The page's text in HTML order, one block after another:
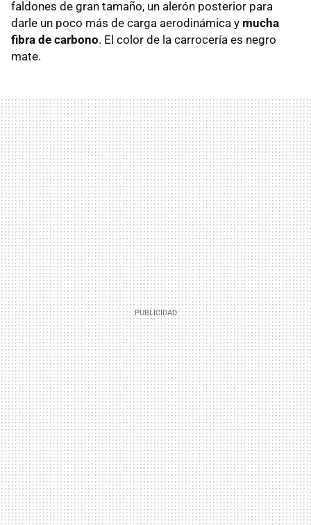
faldones de gran tamaño, un alerón posterior para
darle un poco más de carga aerodinámica y mucha
fibra de carbono. El color de la carrocería es negro
mate.